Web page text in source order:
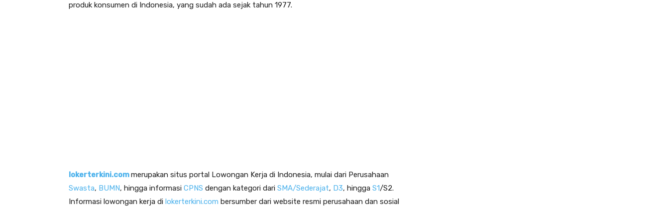
produk konsumen di Indonesia, yang sudah ada sejak tahun 1977.
lokerterkini.commerupakan situs portal Lowongan Kerja di Indonesia, mulai dari Perusahaan
Swasta, BUMN, hingga informasi CPNS dengan kategori dari SMA/Sederajat, D3, hingga S1/S2.
Informasi lowongan kerja di lokerterkini.com bersumber dari website resmi perusahaan dan sosial